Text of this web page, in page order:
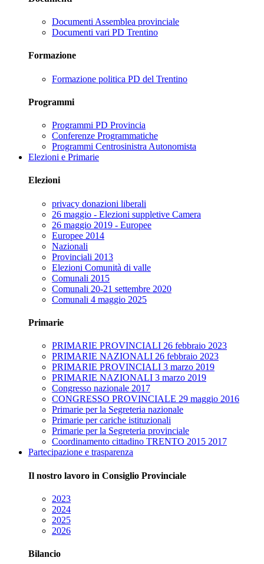
Documenti Assemblea provinciale
Documenti vari PD Trentino
Formazione
Formazione politica PD del Trentino
Programmi
Programmi PD Provincia
Conferenze Programmatiche
Programmi Centrosinistra Autonomista
Elezioni e Primarie
Elezioni
privacy donazioni liberali
26 maggio - Elezioni suppletive Camera
26 maggio 2019 - Europee
Europee 2014
Nazionali
Provinciali 2013
Elezioni Comunità di valle
Comunali 2015
Comunali 20-21 settembre 2020
Comunali 4 maggio 2025
Primarie
PRIMARIE PROVINCIALI 26 febbraio 2023
PRIMARIE NAZIONALI 26 febbraio 2023
PRIMARIE PROVINCIALI 3 marzo 2019
PRIMARIE NAZIONALI 3 marzo 2019
Congresso nazionale 2017
CONGRESSO PROVINCIALE 29 maggio 2016
Primarie per la Segreteria nazionale
Primarie per cariche istituzionali
Primarie per la Segreteria provinciale
Coordinamento cittadino TRENTO 2015 2017
Partecipazione e trasparenza
Il nostro lavoro in Consiglio Provinciale
2023
2024
2025
2026
Bilancio